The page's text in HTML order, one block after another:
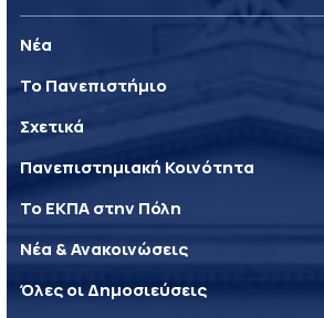
Νέα
Το Πανεπιστήμιο
Σχετικά
Πανεπιστημιακή Κοινότητα
Το ΕΚΠΑ στην Πόλη
Νέα & Ανακοινώσεις
Όλες οι Δημοσιεύσεις